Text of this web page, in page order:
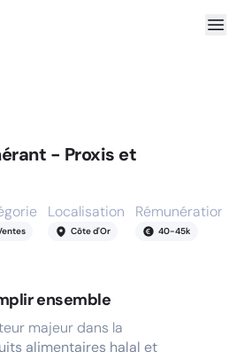
- Proxis et
Localisation
Côte d'Or
Rémunération
40-45k
ensemble
majeur dans la
alimentaires halal et